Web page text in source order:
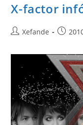
X-factor
PostXefande
Post